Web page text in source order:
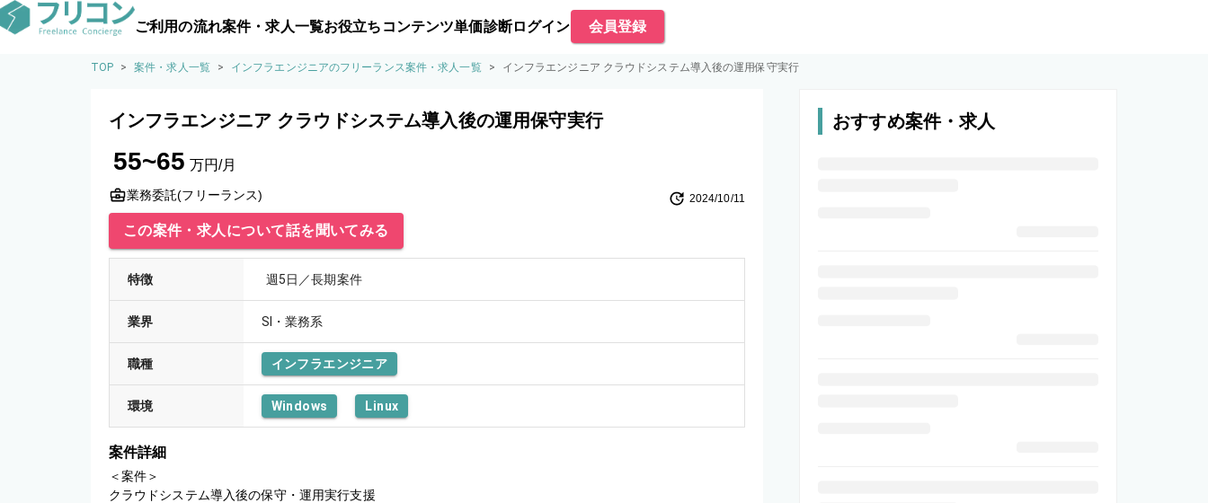
ご利用の流れ案件・求人一覧お役立ちコンテンツ単価診断ログイン 会員登録
TOP > 案件・求人一覧 > インフラエンジニアのフリーランス案件・求人一覧 > インフラエンジニア クラウドシステム導入後の運用保守実行
インフラエンジニア クラウドシステム導入後の運用保守実行
55~65 万円/月
業務委託(フリーランス) 2024/10/11
この案件・求人について話を聞いてみる
特徴 週5日／長期案件
業界 SI・業務系
職種 インフラエンジニア
環境 Windows Linux
案件詳細
＜案件＞
クラウドシステム導入後の保守・運用実行支援
おすすめ案件・求人